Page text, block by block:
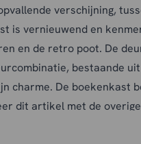
verschijning,
is vernieuwend en
en de retro poot. De
bestaande
charme. De boekenkast
dit artikel met de